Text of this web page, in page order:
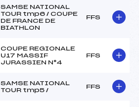
SAMSE NATIONAL
TOUR tmp6 / COUPE
DE FRANCE DE
BIATHLON
FFS
COUPE REGIONALE
U17 MASSIF
JURASSIEN N°4
FFS
SAMSE NATIONAL
TOUR tmp5 /
FFS